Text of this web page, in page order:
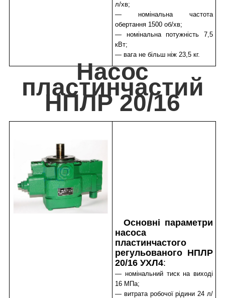
л/хв;
— номінальна частота
обертання 1500 об/хв;
— номінальна потужність 7,5
кВт;
— вага не більш ніж 23,5 кг.
Насос
пластинчастий
НПЛР 20/16
Основні параметри
насоса
пластинчастого
регульованого НПЛР
20/16 УХЛ4:
— номінальний тиск на виході
16 МПа;
— витрата робочої рідини 24 л/